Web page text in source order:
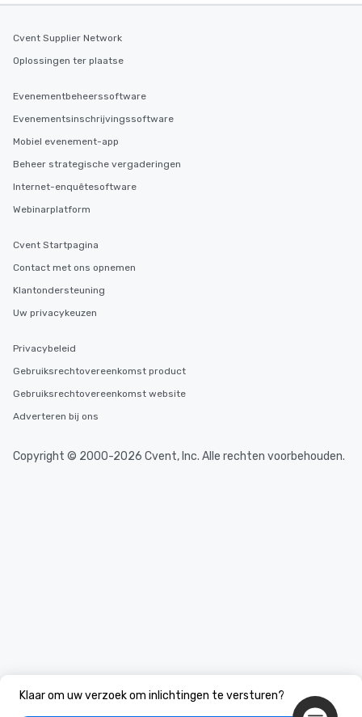
Klaar om uw verzoek om inlichtingen te versturen?
Cvent Supplier Network
Oplossingen ter plaatse
Evenementbeheerssoftware
Evenementsinschrijvingssoftware
Mobiel evenement-app
Beheer strategische vergaderingen
Internet-enquêtesoftware
Webinarplatform
Cvent Startpagina
Contact met ons opnemen
Klantondersteuning
Uw privacykeuzen
Privacybeleid
Gebruiksrechtovereenkomst product
Gebruiksrechtovereenkomst website
Adverteren bij ons
Copyright © 2000-2026 Cvent, Inc. Alle rechten voorbehouden.